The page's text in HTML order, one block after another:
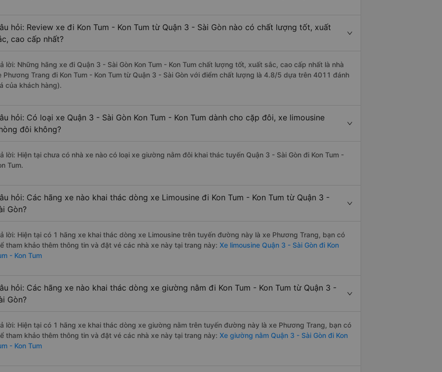
hỏi: Review xe đi Kon Tum - Kon Tum từ Quận 3 - Sài Gòn nào có chất lượng tốt, xuất
cao cấp nhất?
lời: Những hãng xe đi Quận 3 - Sài Gòn Kon Tum - Kon Tum chất lượng tốt, xuất sắc, cao cấp nhất là nhà
Phương Trang đi Kon Tum - Kon Tum từ Quận 3 - Sài Gòn với điểm chất lượng là 4.8/5 dựa trên 4011 đánh
của khách hàng).
hỏi: Có loại xe Quận 3 - Sài Gòn Kon Tum - Kon Tum dành cho cặp đôi, xe limousine
đôi không?
lời: Hiện tại chưa có nhà xe nào có loại xe giường nằm đôi khai thác tuyến Quận 3 - Sài Gòn đi Kon Tum -
Tum.
hỏi: Các hãng xe nào khai thác dòng xe Limousine đi Kon Tum - Kon Tum từ Quận 3 -
Gòn?
lời: Hiện tại có 1 hãng xe khai thác dòng xe Limousine trên tuyến đường này là xe Phương Trang, bạn có
tham khảo thêm thông tin và đặt vé các nhà xe này tại trang này: Xe limousine Quận 3 - Sài Gòn đi Kon
- Kon Tum
hỏi: Các hãng xe nào khai thác dòng xe giường nằm đi Kon Tum - Kon Tum từ Quận 3 -
Gòn?
lời: Hiện tại có 1 hãng xe khai thác dòng xe giường nằm trên tuyến đường này là xe Phương Trang, bạn có
tham khảo thêm thông tin và đặt vé các nhà xe này tại trang này: Xe giường nằm Quận 3 - Sài Gòn đi Kon
- Kon Tum